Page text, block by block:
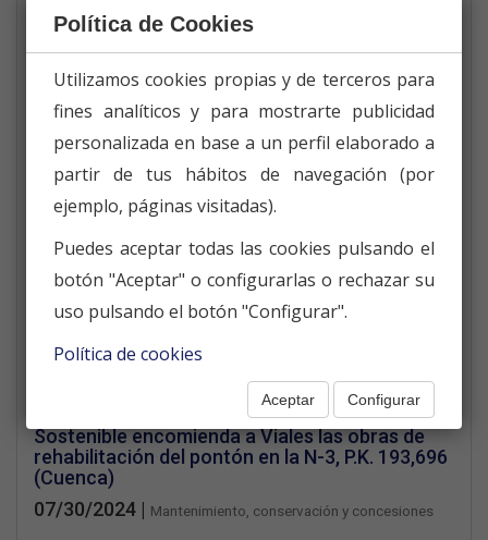
12/18/2024 |Mantenimiento, conservación y concesiones
El Ministerio de Transportes y Movilidad
Sostenible confía a Viales y Obras Públicas la
rehabilitación del firme actual en la autovía A-3
(Madrid)
08/01/2024 |
El Ministerio de Transportes y Movilidad
Sostenible apuesta por Viales para los trabajos
de conservación del firme en la carretera A-40
en la provincia de Cuenca
07/30/2024 |Mantenimiento, conservación y concesiones
El Ministerio de Transportes y Movilidad
Sostenible encomienda a Viales las obras de
rehabilitación del pontón en la N-3, P.K. 193,696
(Cuenca)
07/30/2024 | Mantenimiento, conservación y concesiones
Política de Cookies
Utilizamos cookies propias y de terceros para
fines analíticos y para mostrarte publicidad
personalizada en base a un perfil elaborado a
partir de tus hábitos de navegación (por
ejemplo, páginas visitadas).
Puedes aceptar todas las cookies pulsando el
botón "Aceptar" o configurarlas o rechazar su
uso pulsando el botón "Configurar".
Política de cookies
Aceptar Configurar